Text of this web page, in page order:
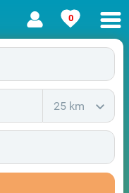
0
25 km